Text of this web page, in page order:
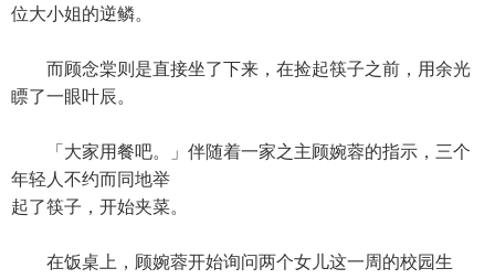
位大小姐的逆鳞。
而顾念棠则是直接坐了下来，在捡起筷子之前，用余光
瞟了一眼叶辰。
「大家用餐吧。」伴随着一家之主顾婉蓉的指示，三个
年轻人不约而同地举
起了筷子，开始夹菜。
在饭桌上，顾婉蓉开始询问两个女儿这一周的校园生